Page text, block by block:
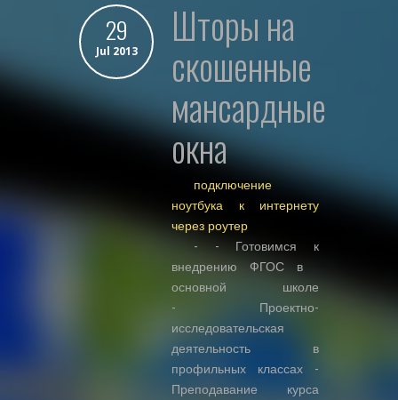
29
Jul 2013 шторы на
скошенные
мансардные
окна
подключение
ноутбука к интернету
через роутер
- - Готовимся к
внедрению ФГОС в
основной школе
- Проектно-
исследовательская
деятельность в
профильных классах -
Преподавание курса